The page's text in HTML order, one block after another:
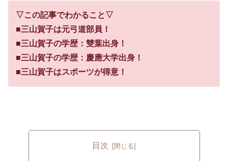
▽この記事でわかること▽
■三山賀子は元弓道部員！
■三山賀子の学歴：雙葉出身！
■三山賀子の学歴：慶應大学出身！
■三山賀子はスポーツが得意！
目次